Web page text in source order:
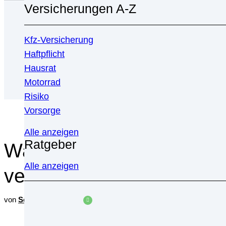
Versicherungen A-Z
Kfz-Versicherung
Haftpflicht
Hausrat
Motorrad
Risiko
Vorsorge
Alle anzeigen
Ratgeber
Alle anzeigen
Was sind Wertpapiere
vergrößern
von Sebastian Buosi